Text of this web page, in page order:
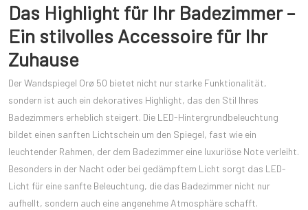
Das Highlight für Ihr Badezimmer –
Ein stilvolles Accessoire für Ihr
Zuhause
Der Wandspiegel Orø 50 bietet nicht nur starke Funktionalität,
sondern ist auch ein dekoratives Highlight, das den Stil Ihres
Badezimmers erheblich steigert. Die LED-Hintergrundbeleuchtung
bildet einen sanften Lichtschein um den Spiegel, fast wie ein
leuchtender Rahmen, der dem Badezimmer eine luxuriöse Note verleiht.
Besonders in der Nacht oder bei gedämpftem Licht sorgt das LED-
Licht für eine sanfte Beleuchtung, die das Badezimmer nicht nur
aufhellt, sondern auch eine angenehme Atmosphäre schafft.